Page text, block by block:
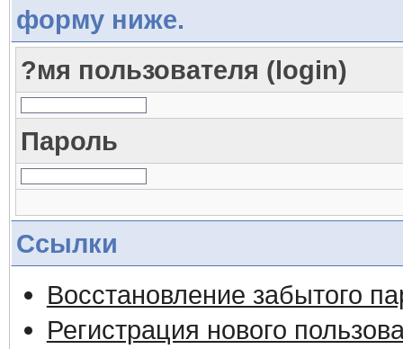
форму ниже.
?мя пользователя (login)
Пароль
Ссылки
Восстановление забытого
Регистрация нового